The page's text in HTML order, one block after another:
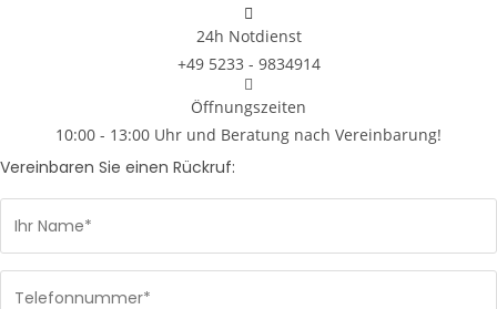
24h Notdienst
+49 5233 - 9834914
Öffnungszeiten
10:00 - 13:00 Uhr und Beratung nach Vereinbarung!
Vereinbaren Sie einen Rückruf: